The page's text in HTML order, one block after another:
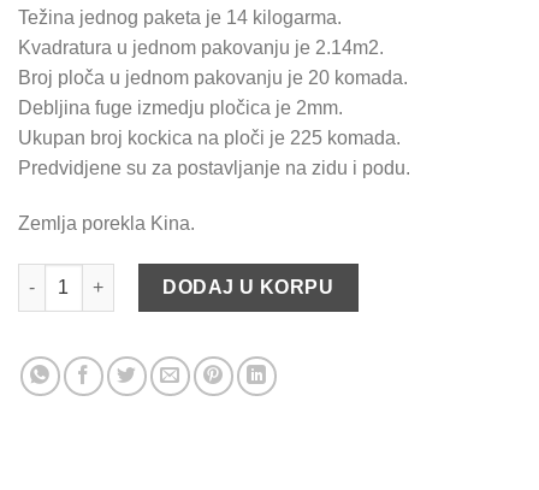
Težina jednog paketa je 14 kilogarma.
Kvadratura u jednom pakovanju je 2.14m2.
Broj ploča u jednom pakovanju je 20 komada.
Debljina fuge izmedju pločica je 2mm.
Ukupan broj kockica na ploči je 225 komada.
Predvidjene su za postavljanje na zidu i podu.
Zemlja porekla Kina.
Stakleni mozaik KALAHARI količina
DODAJ U KORPU